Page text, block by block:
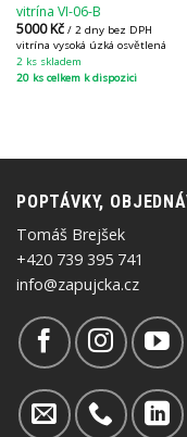
vitrína VI-06-B
5000Kč / 2 dny bez DPH
vitrína vysoká úzká osvětlená
2 ks skladem
20 ks celkem k dispozici
POPTÁVKY,
Tomáš Brejšek
+420 739 395 741
info@zapujcka.cz